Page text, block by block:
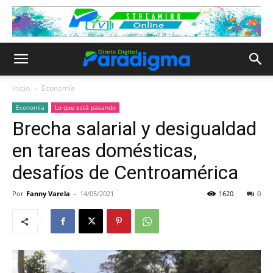
Inicio Economía
Economía Lo que está pasando
Brecha salarial y desigualdad
en tareas domésticas,
desafíos de Centroamérica
Por Fanny Varela - 14/05/2021 0
1620